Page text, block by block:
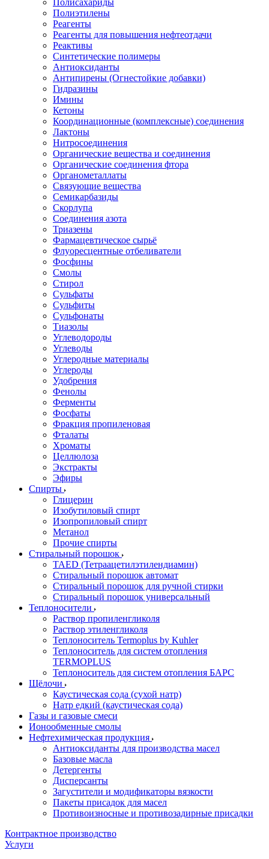
Полисахариды
Полиэтилены
Реагенты
Реагенты для повышения нефтеотдачи
Реактивы
Синтетические полимеры
Антиоксиданты
Антипирены (Огнестойкие добавки)
Гидразины
Имины
Кетоны
Координационные (комплексные) соединения
Лактоны
Нитросоединения
Органические вещества и соединения
Органические соединения фтора
Органометаллаты
Связующие вещества
Семикарбазиды
Скорлупа
Соединения азота
Триазены
Фармацевтическое сырьё
Флуоресцентные отбеливатели
Фосфины
Смолы
Стирол
Сульфаты
Сульфиты
Сульфонаты
Тиазолы
Углеводороды
Углеводы
Углеродные материалы
Углероды
Удобрения
Фенолы
Ферменты
Фосфаты
Фракция пропиленовая
Фталаты
Хроматы
Целлюлоза
Экстракты
Эфиры
Спирты
Глицерин
Изобутиловый спирт
Изопропиловый спирт
Метанол
Прочие спирты
Стиральный порошок
TAED (Тетраацетилэтилендиамин)
Стиральный порошок автомат
Стиральный порошок для ручной стирки
Стиральный порошок универсальный
Теплоносители
Раствор пропиленгликоля
Раствор этиленгликоля
Теплоноситель Termoplus by Kuhler
Теплоноситель для систем отопления
TERMOPLUS
Теплоноситель для систем отопления БАРС
Щёлочи
Каустическая сода (сухой натр)
Натр едкий (каустическая сода)
Газы и газовые смеси
Ионообменные смолы
Нефтехимическая продукция
Антиоксиданты для производства масел
Базовые масла
Детергенты
Дисперсанты
Загустители и модификаторы вязкости
Пакеты присадок для масел
Противоизносные и противозадирные присадки
Контрактное производство
Услуги